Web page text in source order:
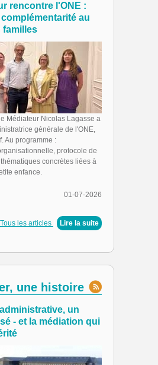
rencontre l'ONE :
au
familles
Médiateur Nicolas Lagasse a
générale de l'ONE,
Au programme :
protocole de
concrètes liées à
enfance.
01-07-2026
Tous les articles Lire la suite
une histoire
un
- et la médiation qui